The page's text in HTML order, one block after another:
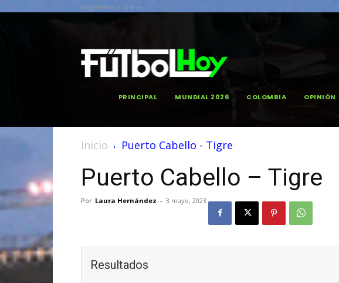
Registrarse / Unirse
PRINCIPAL MUNDIAL 2026 COLOMBIA OPINIÓN
Inicio Puerto Cabello - Tigre
Puerto Cabello – Tigre
Por Laura Hernández - 3 mayo, 2023
Resultados